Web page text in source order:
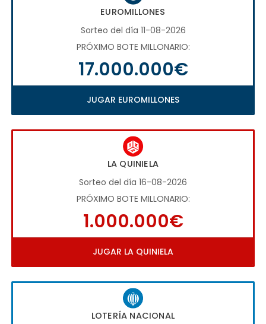
EUROMILLONES
Sorteo del día 11-08-2026
PRÓXIMO BOTE MILLONARIO:
17.000.000€
JUGAR EUROMILLONES
LA QUINIELA
Sorteo del día 16-08-2026
PRÓXIMO BOTE MILLONARIO:
1.000.000€
JUGAR LA QUINIELA
LOTERÍA NACIONAL